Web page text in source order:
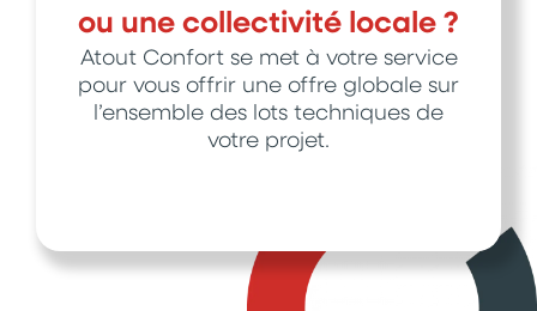
ou une collectivité locale ?
Atout Confort se met à votre service
pour vous offrir une offre globale sur
l’ensemble des lots techniques de
votre projet.